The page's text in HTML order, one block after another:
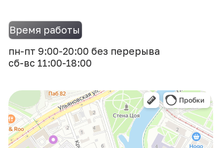
Рекламная оклейка
Антигравийная оклейка
Эра глонасс
Поготовка документов
КОМПАНИЯ
Продажа авто
Переоборудование
Благодарности
О нас